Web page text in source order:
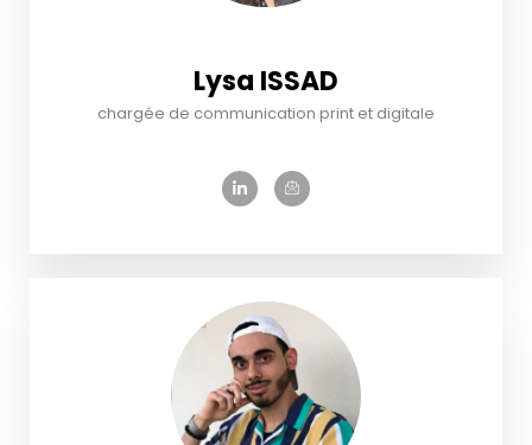
Lysa ISSAD
chargée de communication print et digitale